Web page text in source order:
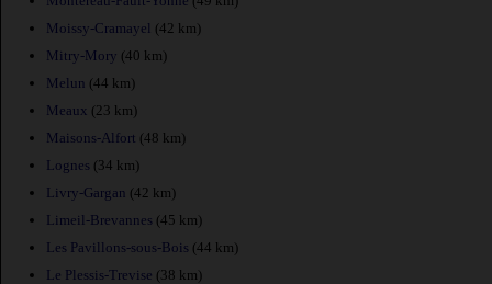
Moissy-Cramayel (42 km)
Mitry-Mory (40 km)
Melun (44 km)
Meaux (23 km)
Maisons-Alfort (48 km)
Lognes (34 km)
Livry-Gargan (42 km)
Limeil-Brevannes (45 km)
Les Pavillons-sous-Bois (44 km)
Le Plessis-Trevise (38 km)